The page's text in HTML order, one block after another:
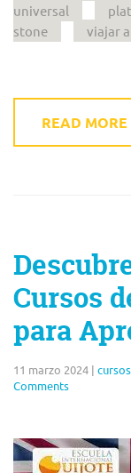
universal
stone
viajar
READ MORE
Cursos
para
11 marzo 2024 |
Comments